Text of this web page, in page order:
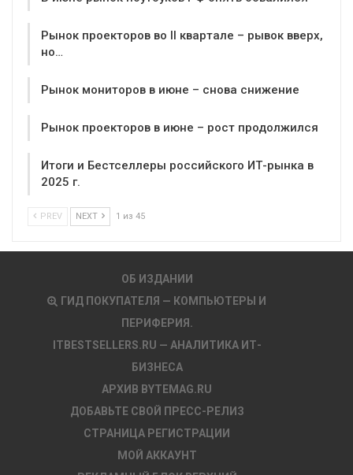
Рынок проекторов во II квартале – рывок вверх,
но…
Рынок мониторов в июне – снова снижение
Рынок проекторов в июне – рост продолжился
Итоги и Бестселлеры российского ИТ-рынка в
2025 г.
PREV NEXT 1 из 45
ОБ ИЗДАНИИ
ГИД ПОКУПАТЕЛЯ — КОМПЬЮТЕРЫ И
ПЕРИФЕРИЯ.
ITBESTSELLERS.RU — АНАЛИТИКА ИТ-
БИЗНЕСА
АРХИВ BYTEMAG.RU
ДОБАВЬТЕ СВОЙ ПРЕСС-РЕЛИЗ
СТРАНИЦА РЕГИСТРАЦИИ
МОЙ АККАУНТ